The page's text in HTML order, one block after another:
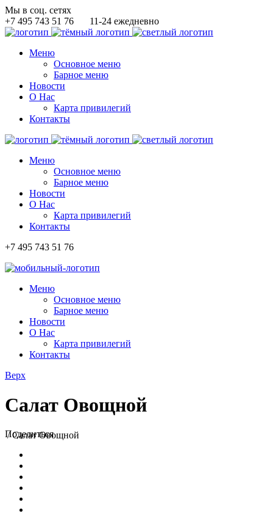
Мы в соц. сетях
+7 495 743 51 76
11-24 ежедневно
Меню
Основное меню
Барное меню
Новости
О Нас
Карта привилегий
Контакты
Меню
Основное меню
Барное меню
Новости
О Нас
Карта привилегий
Контакты
+7 495 743 51 76
Меню
Основное меню
Барное меню
Новости
О Нас
Карта привилегий
Контакты
Верх
Салат Овощной
/Салат Овощной
Поделиться